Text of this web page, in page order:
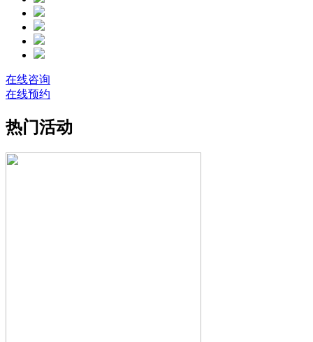
在线咨询
在线预约
热门活动